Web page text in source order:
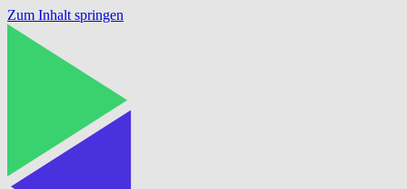
Zum Inhalt springen